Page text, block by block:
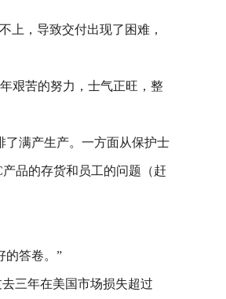
上，导致交付出现了困难，
艰苦的努力，士气正旺，整
了满产生产。一方面从保护士
品的存货和员工的问题（赶
的答卷。”
三年在美国市场损失超过